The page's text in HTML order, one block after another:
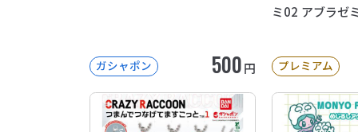
ガシャポン 500円
ミ02 アブラゼ
プレミアム